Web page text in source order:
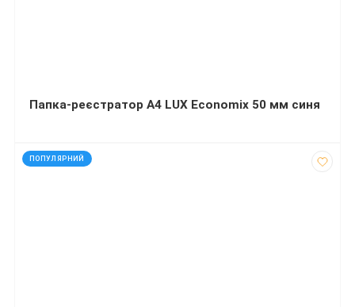
Папка-реєстратор А4 LUX Economix 50 мм синя
ПОПУЛЯРНИЙ
код: 32454